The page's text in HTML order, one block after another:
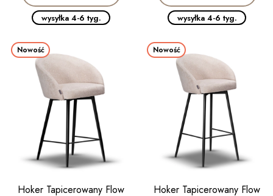
wysyłka 4-6 tyg. wysyłka 4-6 tyg.
Nowość
Hoker Tapicerowany Flow
Nowość
Hoker Tapicerowany Flow